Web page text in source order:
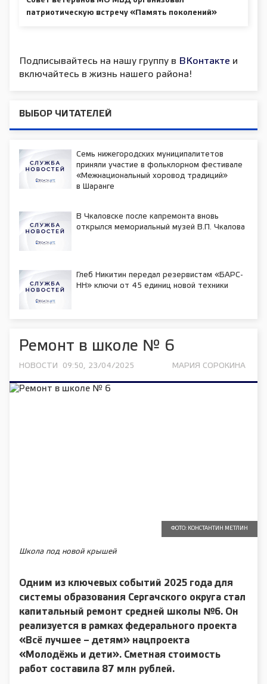
патриотическую встречу «Память поколений»
Подписывайтесь на нашу группу в ВКонтакте и
включайтесь в жизнь нашего района!
ВЫБОР ЧИТАТЕЛЕЙ
Семь нижегородских муниципалитетов
приняли участие в фольклорном фестивале
«Межнациональный хоровод традиций»
в Шаранге
В Чкаловске после капремонта вновь
открылся мемориальный музей В.П. Чкалова
Глеб Никитин передал резервистам «БАРС-
НН» ключи от 45 единиц новой техники
Ремонт в школе № 6
НОВОСТИ 09:50, 23/04/2025 МАРИЯ СОРОКИНА
ФОТО: КОНСТАНТИН МЕТЛИН
Школа под новой крышей
Одним из ключевых событий 2025 года для
системы образования Сергачского округа стал
капитальный ремонт средней школы №6. Он
реализуется в рамках федерального проекта
«Всё лучшее – детям» нацпроекта
«Молодёжь и дети». Сметная стоимость
работ составила 87 млн рублей.